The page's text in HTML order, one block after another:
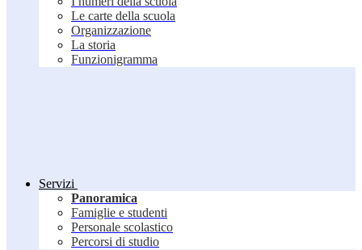
Le carte della scuola
Organizzazione
La storia
Funzionigramma
Servizi
Panoramica
Famiglie e studenti
Personale scolastico
Percorsi di studio